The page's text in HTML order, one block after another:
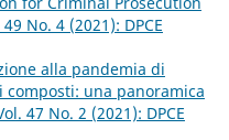
No. 4 (2021): DPCE
alla pandemia di
una panoramica
47 No. 2 (2021): DPCE